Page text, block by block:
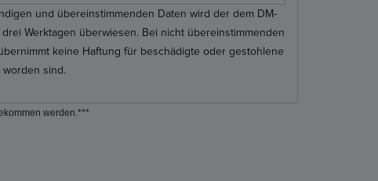
und übereinstimmenden Daten wird der dem DM-
Werktagen überwiesen. Bei nicht übereinstimmenden
keine Haftung für beschädigte oder gestohlene
worden sind.
werden.***